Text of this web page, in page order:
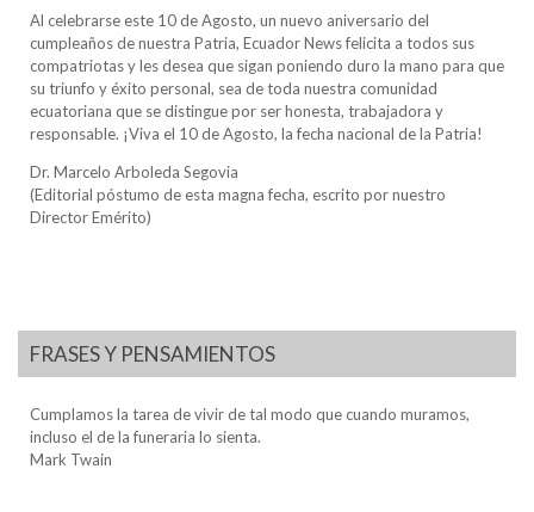
Al celebrarse este 10 de Agosto, un nuevo aniversario del
cumpleaños de nuestra Patria, Ecuador News felicita a todos sus
compatriotas y les desea que sigan poniendo duro la mano para que
su triunfo y éxito personal, sea de toda nuestra comunidad
ecuatoriana que se distingue por ser honesta, trabajadora y
responsable. ¡Viva el 10 de Agosto, la fecha nacional de la Patria!
Dr. Marcelo Arboleda Segovia
(Editorial póstumo de esta magna fecha, escrito por nuestro
Director Emérito)
FRASES Y PENSAMIENTOS
Cumplamos la tarea de vivir de tal modo que cuando muramos,
incluso el de la funeraria lo sienta.
Mark Twain